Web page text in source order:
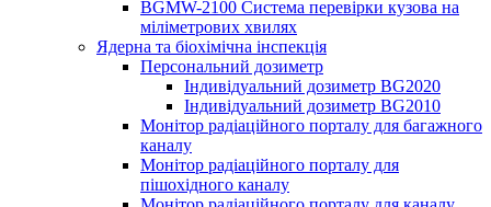
BGMW-2100 Система перевірки кузова на
міліметрових хвилях
Ядерна та біохімічна інспекція
Персональний дозиметр
Індивідуальний дозиметр BG2020
Індивідуальний дозиметр BG2010
Монітор радіаційного порталу для багажного
каналу
Монітор радіаційного порталу для
пішохідного каналу